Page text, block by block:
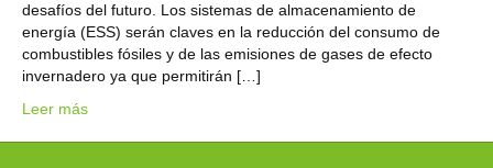
desafíos del futuro. Los sistemas de almacenamiento de
energía (ESS) serán claves en la reducción del consumo de
combustibles fósiles y de las emisiones de gases de efecto
invernadero ya que permitirán […]
Leer más